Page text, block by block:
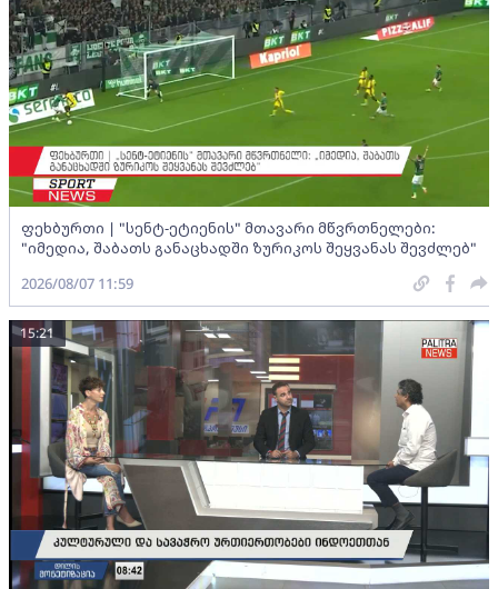
ფეხბურთი | "სენტ-ეტიენის" მთავარი მწვრთნელები:
"იმედია, შაბათს განაცხადში ზურიკოს შეყვანას შევძლებ"
2026/08/07 11:59
15:21